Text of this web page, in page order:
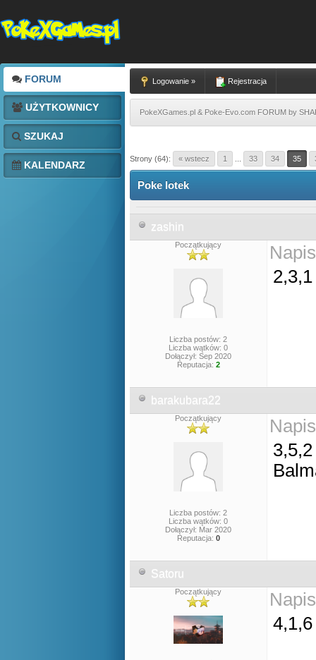
FORUM
UŻYTKOWNICY
SZUKAJ
KALENDARZ
Logowanie » Rejestracja
PokeXGames.pl & Poke-Evo.com FORUM by
Strony (64): « wstecz 1 33 34 35
Poke lotek
zashin
Początkujący
Liczba postów: 2
Liczba wątków: 0
Dołączył: Sep 2020
Reputacja: 2
barakubara22
Początkujący
Liczba postów: 2
Liczba wątków: 0
Dołączył: Mar 2020
Reputacja: 0
3,5,2
Satoru
Początkujący